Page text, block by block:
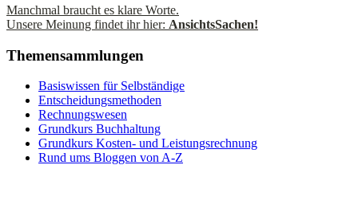
Manchmal braucht es klare Worte.
Unsere Meinung findet ihr hier: AnsichtsSachen!
Themensammlungen
Basiswissen für Selbständige
Entscheidungsmethoden
Rechnungswesen
Grundkurs Buchhaltung
Grundkurs Kosten- und Leistungsrechnung
Rund ums Bloggen von A-Z